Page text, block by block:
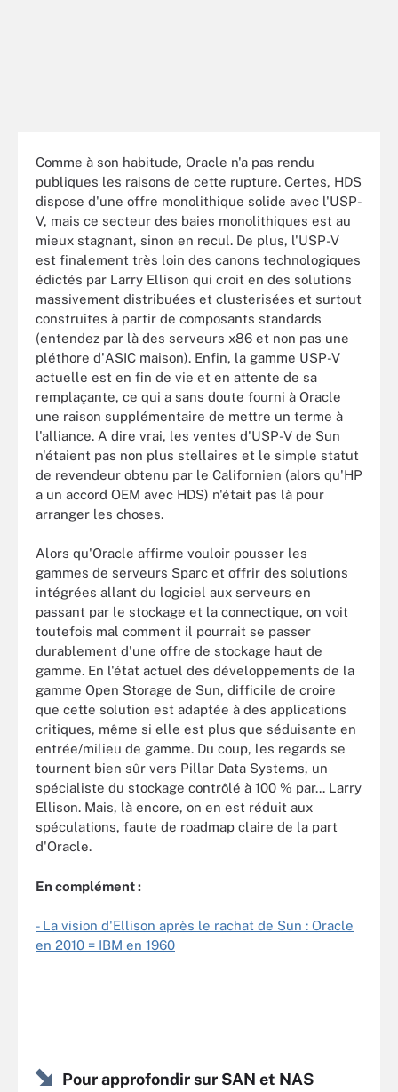
Comme à son habitude, Oracle n'a pas rendu
publiques les raisons de cette rupture. Certes, HDS
dispose d'une offre monolithique solide avec l'USP-
V, mais ce secteur des baies monolithiques est au
mieux stagnant, sinon en recul. De plus, l'USP-V
est finalement très loin des canons technologiques
édictés par Larry Ellison qui croit en des solutions
massivement distribuées et clusterisées et surtout
construites à partir de composants standards
(entendez par là des serveurs x86 et non pas une
pléthore d'ASIC maison). Enfin, la gamme USP-V
actuelle est en fin de vie et en attente de sa
remplaçante, ce qui a sans doute fourni à Oracle
une raison supplémentaire de mettre un terme à
l'alliance. A dire vrai, les ventes d'USP-V de Sun
n'étaient pas non plus stellaires et le simple statut
de revendeur obtenu par le Californien (alors qu'HP
a un accord OEM avec HDS) n'était pas là pour
arranger les choses.
Alors qu'Oracle affirme vouloir pousser les
gammes de serveurs Sparc et offrir des solutions
intégrées allant du logiciel aux serveurs en
passant par le stockage et la connectique, on voit
toutefois mal comment il pourrait se passer
durablement d'une offre de stockage haut de
gamme. En l'état actuel des développements de la
gamme Open Storage de Sun, difficile de croire
que cette solution est adaptée à des applications
critiques, même si elle est plus que séduisante en
entrée/milieu de gamme. Du coup, les regards se
tournent bien sûr vers Pillar Data Systems, un
spécialiste du stockage contrôlé à 100 % par... Larry
Ellison. Mais, là encore, on en est réduit aux
spéculations, faute de roadmap claire de la part
d'Oracle.
En complément :
- La vision d'Ellison après le rachat de Sun : Oracle
en 2010 = IBM en 1960
Pour approfondir sur SAN et NAS